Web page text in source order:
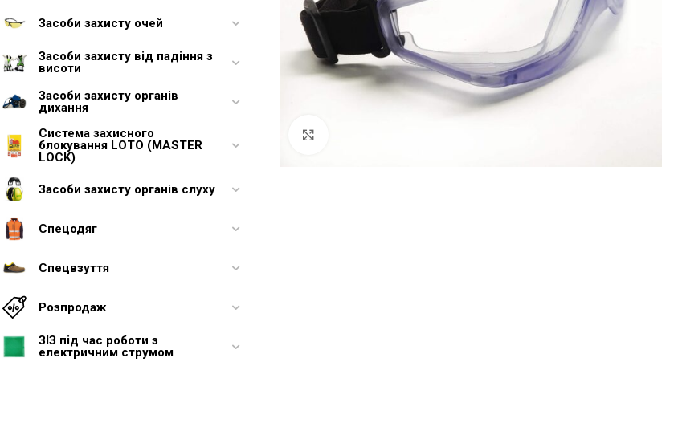
Засоби захисту очей
Засоби захисту від падіння з
висоти
Засоби захисту органів
дихання
Система захисного
блокування LOTO (MASTER
LOCK)
Засоби захисту органів слуху
Спецодяг
Спецвзуття
Розпродаж
ЗІЗ під час роботи з
електричним струмом